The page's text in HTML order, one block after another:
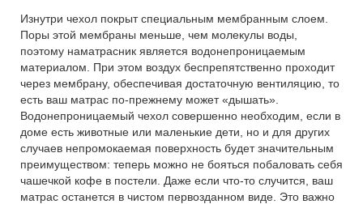
Изнутри чехол покрыт специальным мембранным слоем.
Поры этой мембраны меньше, чем молекулы воды,
поэтому наматрасник является водонепроницаемым
материалом. При этом воздух беспрепятственно проходит
через мембрану, обеспечивая достаточную вентиляцию, то
есть ваш матрас по-прежнему может «дышать».
Водонепроницаемый чехол совершенно необходим, если в
доме есть животные или маленькие дети, но и для других
случаев непромокаемая поверхность будет значительным
преимуществом: теперь можно не бояться побаловать себя
чашечкой кофе в постели. Даже если что-то случится, ваш
матрас останется в чистом первозданном виде. Это важно